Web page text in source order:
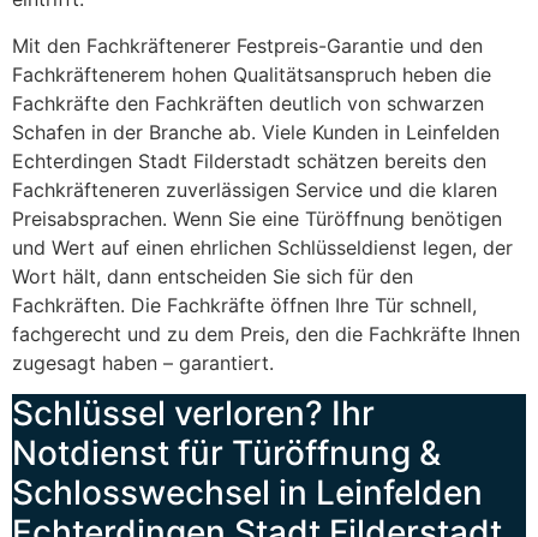
Mit den Fachkräftenerer Festpreis-Garantie und den
Fachkräftenerem hohen Qualitätsanspruch heben die
Fachkräfte den Fachkräften deutlich von schwarzen
Schafen in der Branche ab. Viele Kunden in Leinfelden
Echterdingen Stadt Filderstadt schätzen bereits den
Fachkräfteneren zuverlässigen Service und die klaren
Preisabsprachen. Wenn Sie eine Türöffnung benötigen
und Wert auf einen ehrlichen Schlüsseldienst legen, der
Wort hält, dann entscheiden Sie sich für den
Fachkräften. Die Fachkräfte öffnen Ihre Tür schnell,
fachgerecht und zu dem Preis, den die Fachkräfte Ihnen
zugesagt haben – garantiert.
Schlüssel verloren? Ihr
Notdienst für Türöffnung &
Schlosswechsel in Leinfelden